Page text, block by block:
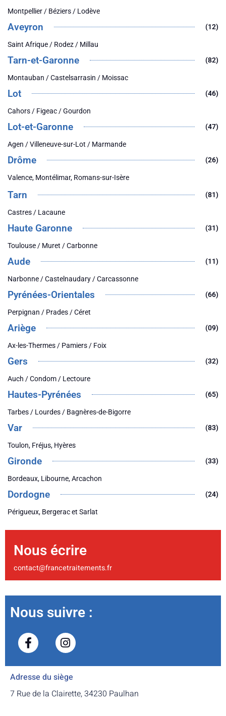
Montpellier / Béziers / Lodève
Aveyron (12)
Saint Afrique / Rodez / Millau
Tarn-et-Garonne (82)
Montauban / Castelsarrasin / Moissac
Lot (46)
Cahors / Figeac / Gourdon
Lot-et-Garonne (47)
Agen / Villeneuve-sur-Lot / Marmande
Drôme (26)
Valence, Montélimar, Romans-sur-Isère
Tarn (81)
Castres / Lacaune
Haute Garonne (31)
Toulouse / Muret / Carbonne
Aude (11)
Narbonne / Castelnaudary / Carcassonne
Pyrénées-Orientales (66)
Perpignan / Prades / Céret
Ariège (09)
Ax-les-Thermes / Pamiers / Foix
Gers (32)
Auch / Condom / Lectoure
Hautes-Pyrénées (65)
Tarbes / Lourdes / Bagnères-de-Bigorre
Var (83)
Toulon, Fréjus, Hyères
Gironde (33)
Bordeaux, Libourne, Arcachon
Dordogne (24)
Périgueux, Bergerac et Sarlat
Nous écrire
contact@francetraitements.fr
Nous suivre :
Adresse du siège
7 Rue de la Clairette, 34230 Paulhan